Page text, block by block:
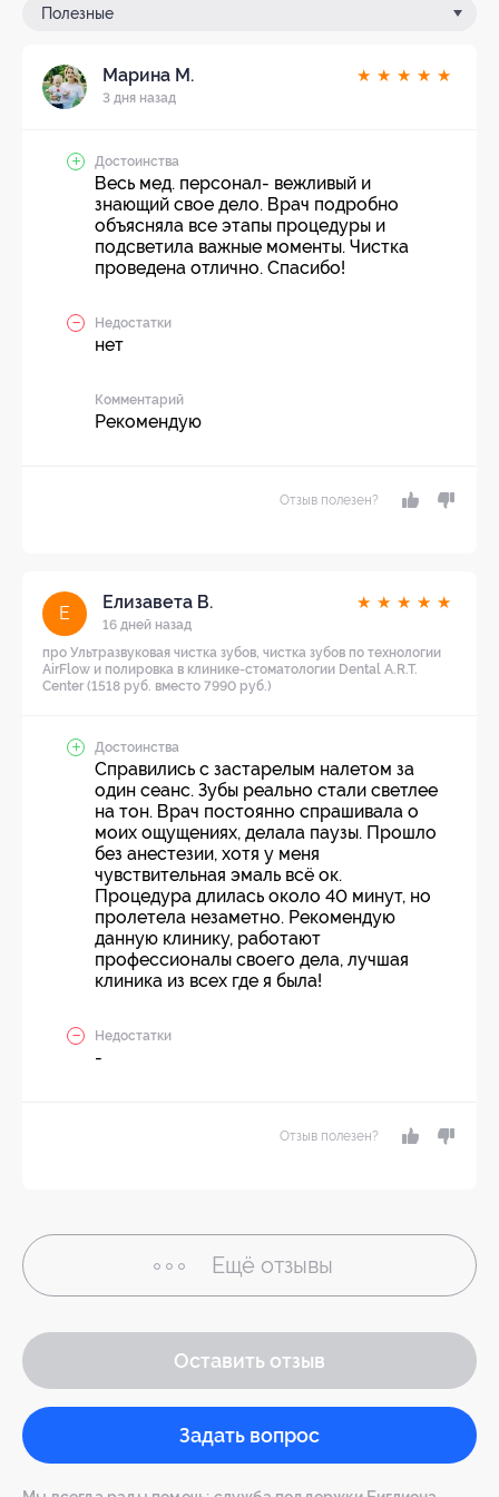
Полезные
Марина М.
3 дня назад
★ ★ ★ ★ ★
Достоинства
Весь мед. персонал- вежливый и
знающий свое дело. Врач подробно
объясняла все этапы процедуры и
подсветила важные моменты. Чистка
проведена отлично. Спасибо!
Недостатки
нет
Комментарий
Рекомендую
Отзыв полезен?
Е
Елизавета В.
16 дней назад
★ ★ ★ ★ ★
про Ультразвуковая чистка зубов, чистка зубов по технологии
AirFlow и полировка в клинике-стоматологии Dental A.R.T.
Center (1518 руб. вместо 7990 руб.)
Достоинства
Справились с застарелым налетом за
один сеанс. Зубы реально стали светлее
на тон. Врач постоянно спрашивала о
моих ощущениях, делала паузы. Прошло
без анестезии, хотя у меня
чувствительная эмаль всё ок.
Процедура длилась около 40 минут, но
пролетела незаметно. Рекомендую
данную клинику, работают
профессионалы своего дела, лучшая
клиника из всех где я была!
Недостатки
-
Отзыв полезен?
Ещё отзывы
Оставить отзыв
Задать вопрос